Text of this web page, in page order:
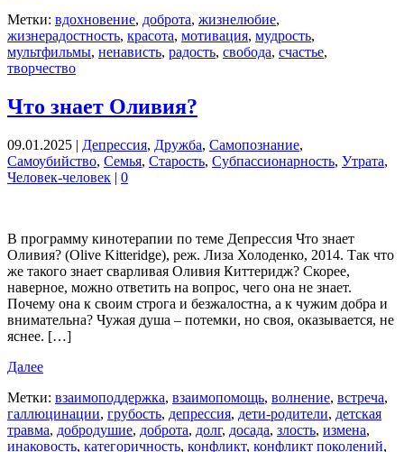
Метки: вдохновение, доброта, жизнелюбие,
жизнерадостность, красота, мотивация, мудрость,
мультфильмы, ненависть, радость, свобода, счастье,
творчество
Что знает Оливия?
09.01.2025 | Депрессия, Дружба, Самопознание,
Самоубийство, Семья, Старость, Субпассионарность, Утрата,
Человек-человек | 0
В программу кинотерапии по теме Депрессия Что знает
Оливия? (Olive Kitteridge), реж. Лиза Холоденко, 2014. Так что
же такого знает сварливая Оливия Киттеридж? Скорее,
наверное, можно ответить на вопрос, чего она не знает.
Почему она к своим строга и безжалостна, а к чужим добра и
внимательна? Чужая душа – потемки, но своя, оказывается, не
яснее. […]
Далее
Метки: взаимоподдержка, взаимопомощь, волнение, встреча,
галлюцинации, грубость, депрессия, дети-родители, детская
травма, добродушие, доброта, долг, досада, злость, измена,
инаковость, категоричность, конфликт, конфликт поколений,